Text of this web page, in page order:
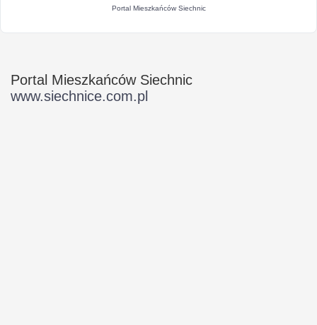
Portal Mieszkańców Siechnic
Portal Mieszkańców Siechnic
www.siechnice.com.pl